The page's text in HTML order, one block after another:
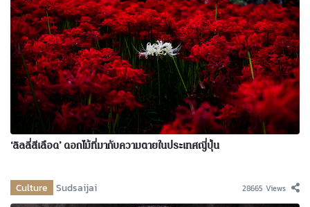
‘ลิลลี่สีเลือด’ ดอกไม้ที่มากับความตายในประเทศญี่ปุ่น
Culture Sudsaijai 28665 Views